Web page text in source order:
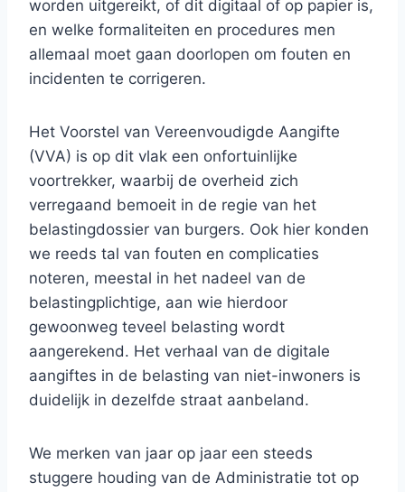
worden uitgereikt, of dit digitaal of op papier is,
en welke formaliteiten en procedures men
allemaal moet gaan doorlopen om fouten en
incidenten te corrigeren.
Het Voorstel van Vereenvoudigde Aangifte
(VVA) is op dit vlak een onfortuinlijke
voortrekker, waarbij de overheid zich
verregaand bemoeit in de regie van het
belastingdossier van burgers. Ook hier konden
we reeds tal van fouten en complicaties
noteren, meestal in het nadeel van de
belastingplichtige, aan wie hierdoor
gewoonweg teveel belasting wordt
aangerekend. Het verhaal van de digitale
aangiftes in de belasting van niet-inwoners is
duidelijk in dezelfde straat aanbeland.
We merken van jaar op jaar een steeds
stuggere houding van de Administratie tot op